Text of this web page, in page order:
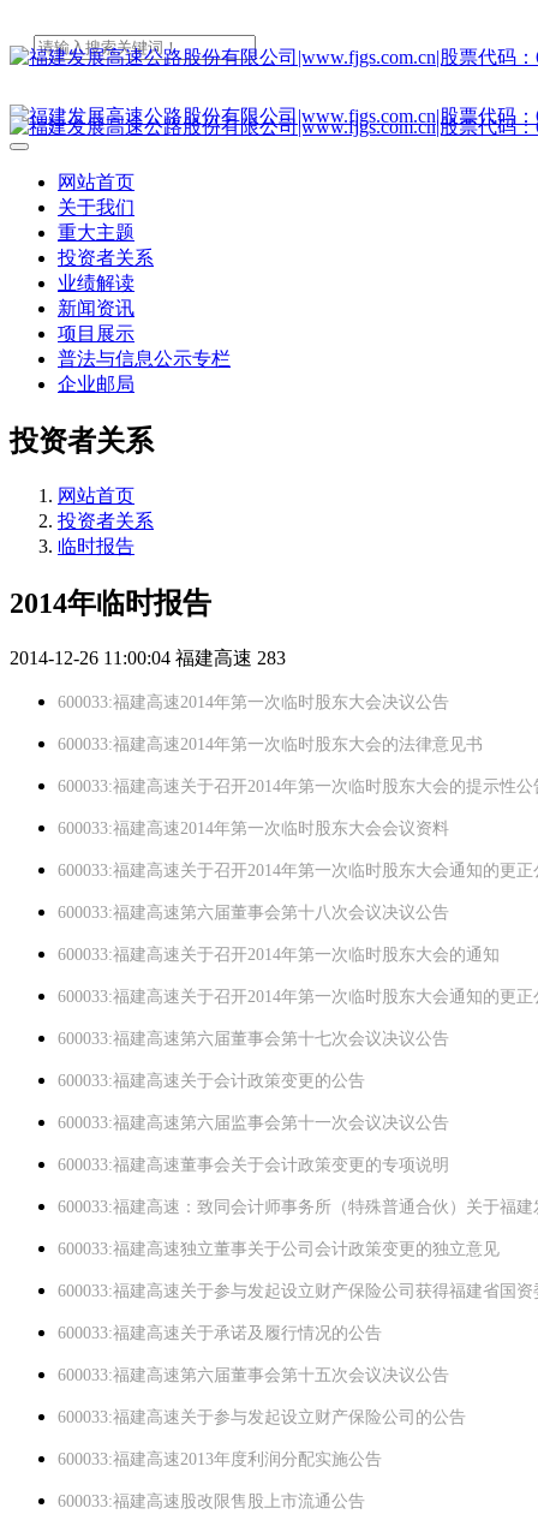
网站首页
关于我们
重大主题
投资者关系
业绩解读
新闻资讯
项目展示
普法与信息公示专栏
企业邮局
投资者关系
网站首页
投资者关系
临时报告
2014年临时报告
2014-12-26 11:00:04 福建高速 283
600033:福建高速2014年第一次临时股东大会决议公告
600033:福建高速2014年第一次临时股东大会的法律意见书
600033:福建高速关于召开2014年第一次临时股东大会的提示性公
600033:福建高速2014年第一次临时股东大会会议资料
600033:福建高速关于召开2014年第一次临时股东大会通知的更正
600033:福建高速第六届董事会第十八次会议决议公告
600033:福建高速关于召开2014年第一次临时股东大会的通知
600033:福建高速关于召开2014年第一次临时股东大会通知的更正
600033:福建高速第六届董事会第十七次会议决议公告
600033:福建高速关于会计政策变更的公告
600033:福建高速第六届监事会第十一次会议决议公告
600033:福建高速董事会关于会计政策变更的专项说明
600033:福建高速：致同会计师事务所（特殊普通合伙）关于福
600033:福建高速独立董事关于公司会计政策变更的独立意见
600033:福建高速关于参与发起设立财产保险公司获得福建省国
600033:福建高速关于承诺及履行情况的公告
600033:福建高速第六届董事会第十五次会议决议公告
600033:福建高速关于参与发起设立财产保险公司的公告
600033:福建高速2013年度利润分配实施公告
600033:福建高速股改限售股上市流通公告